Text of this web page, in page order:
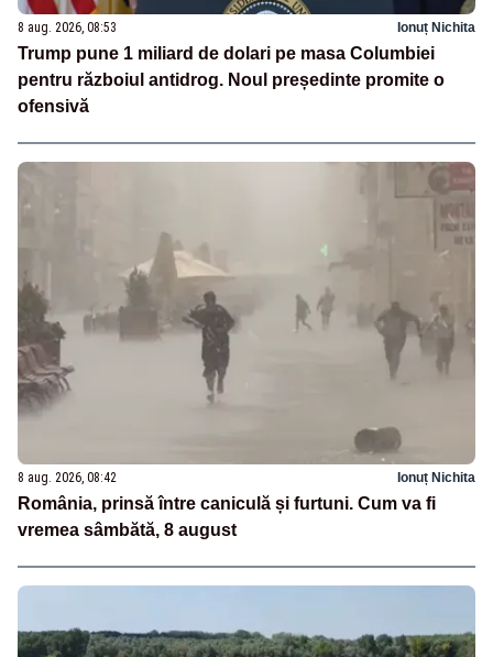
8 aug. 2026, 08:53 Ionuț Nichita
Trump pune 1 miliard de dolari pe masa Columbiei
pentru războiul antidrog. Noul președinte promite o
ofensivă
8 aug. 2026, 08:42 Ionuț Nichita
România, prinsă între caniculă și furtuni. Cum va fi
vremea sâmbătă, 8 august